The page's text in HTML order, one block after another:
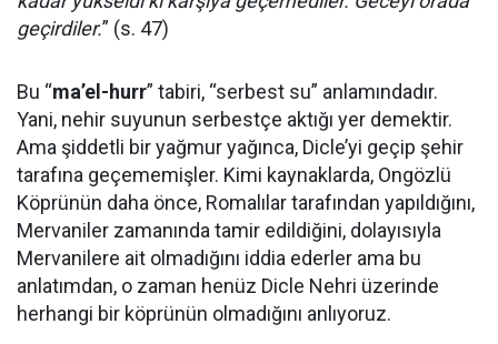
geçirdiler.” (s. 47)
Bu “ma’el-hurr” tabiri, “serbest su” anlamındadır.
Yani, nehir suyunun serbestçe aktığı yer demektir.
Ama şiddetli bir yağmur yağınca, Dicle’yi geçip şehir
tarafına geçememişler. Kimi kaynaklarda, Ongözlü
Köprünün daha önce, Romalılar tarafından yapıldığını,
Mervaniler zamanında tamir edildiğini, dolayısıyla
Mervanilere ait olmadığını iddia ederler ama bu
anlatımdan, o zaman henüz Dicle Nehri üzerinde
herhangi bir köprünün olmadığını anlıyoruz.